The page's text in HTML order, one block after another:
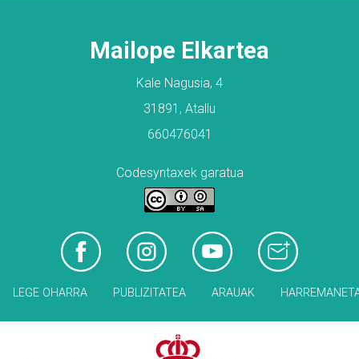
Mailope Elkartea
Kale Nagusia, 4
31891, Atallu
660476041
Codesyntaxek garatua
LEGE OHARRA PUBLIZITATEA ARAUAK